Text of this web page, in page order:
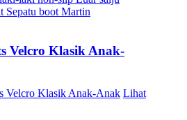
Velcro Klasik Anak-
Lihat